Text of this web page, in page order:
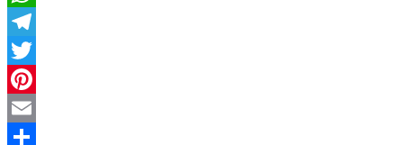
WhatsApp
Telegram
Twitter
Pinterest
Email